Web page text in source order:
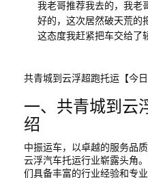
我老哥推荐我去的，我老
好的，这次居然破天荒的
这态度我赶紧把车交给了
共青城到云浮超跑托运【今
一、共青城到云
绍
中振运车，以卓越的服务品
云浮汽车托运行业崭露头角
们具备丰富的行业经验和专